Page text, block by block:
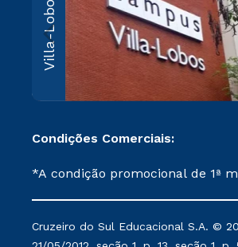
Villa-Lobos
Condições Comerciais:
*A condição promocional de 1ª
de Medicina, e também para
Cruzeiro do Sul Educacional S.A. ©